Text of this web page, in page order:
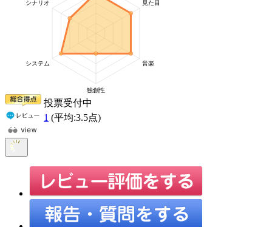
投票受付中
1 (平均:3.5点)